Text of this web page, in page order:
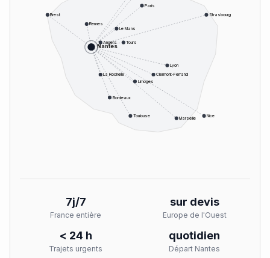
Nantes
Paris
Lyon
Marseille
Toulouse
Bordeaux
Nice
Strasbourg
Rennes
Angers
Le Mans
Tours
Limoges
Clermont-Ferrand
Brest
La Rochelle
7j/7
France entière
sur devis
Europe de l'Ouest
< 24 h
Trajets urgents
quotidien
Départ Nantes